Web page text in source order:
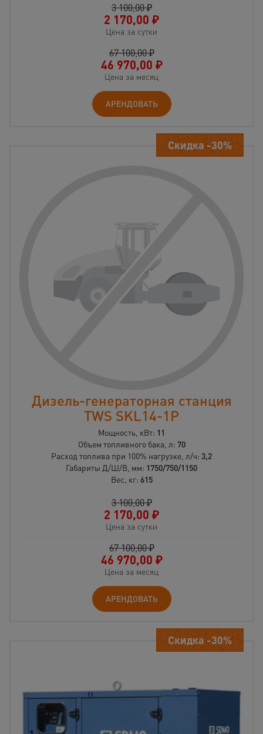
3 100,00 ₽
2 170,00 ₽
Цена за сутки
67 100,00 ₽
46 970,00 ₽
Цена за месяц
АРЕНДОВАТЬ
Скидка -30%
Дизель-генераторная станция
TWS SKL14-1P
Мощность, кВт: 11
Объем топливного бака, л: 70
Расход топлива при 100% нагрузке, л/ч: 3,2
Габариты Д/Ш/В, мм: 1750/750/1150
Вес, кг: 615
3 100,00 ₽
2 170,00 ₽
Цена за сутки
67 100,00 ₽
46 970,00 ₽
Цена за месяц
АРЕНДОВАТЬ
Скидка -30%